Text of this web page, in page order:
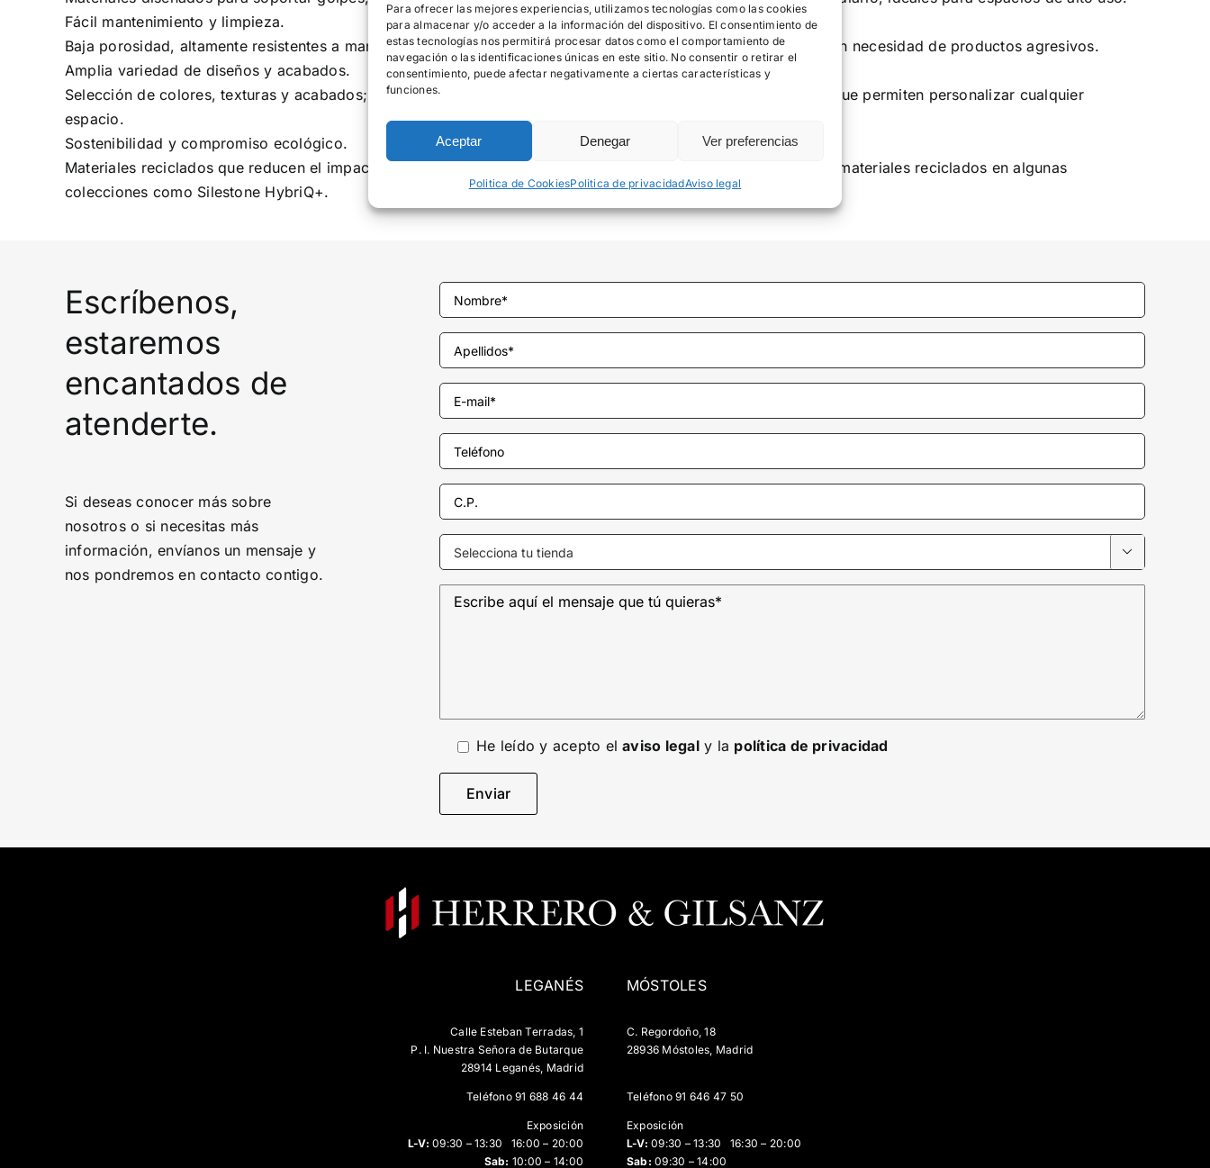
Para ofrecer las mejores experiencias, utilizamos tecnologías como las cookies
para almacenar y/o acceder a la información del dispositivo. El consentimiento de
estas tecnologías nos permitirá procesar datos como el comportamiento de
navegación o las identificaciones únicas en este sitio. No consentir o retirar el
consentimiento, puede afectar negativamente a ciertas características y
funciones.
Aceptar Denegar Ver preferencias
Politica de CookiesPolitica de privacidadAviso legal
Fácil mantenimiento y limpieza.
Baja porosidad, altamente resistentes a manchas y humedad; limpieza con un simple paño y agua jabonosa, sin necesidad de productos agresivos.
Amplia variedad de diseños y acabados.
Selección de colores, texturas y acabados; tonos clásicos y elegantes y opciones modernas y vanguardistas que permiten personalizar cualquier
espacio.
Sostenibilidad y compromiso ecológico.
Materiales reciclados que reducen el impacto ambiental en su producción. Incorporación de hasta un 20% de materiales reciclados en algunas
colecciones como Silestone HybriQ+.
Escríbenos,
estaremos
encantados de
atenderte.
Si deseas conocer más sobre
nosotros o si necesitas más
información, envíanos un mensaje y
nos pondremos en contacto contigo.

He leído y acepto elaviso legaly la política de privacidad
LEGANÉS
Calle Esteban Terradas, 1
P. I. Nuestra Señora de Butarque
28914 Leganés, Madrid
MÓSTOLES
C. Regordoño, 18
28936 Móstoles, Madrid
Teléfono91 688 46 44
Exposición
L-V: 09:30 – 13:30 16:00 – 20:00
Sab: 10:00 – 14:00
Teléfono91 646 47 50
Exposición
L-V: 09:30 – 13:30 16:30 – 20:00
Sab: 09:30 – 14:00